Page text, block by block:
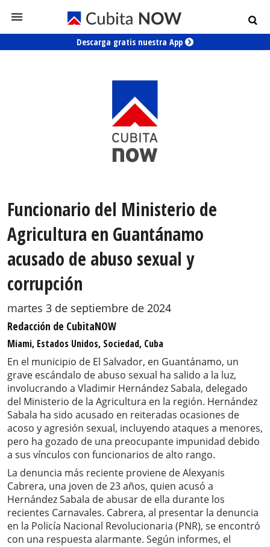
Descarga gratis nuestra App
Funcionario del Ministerio de
Agricultura en Guantánamo
acusado de abuso sexual y
corrupción
martes 3 de septiembre de 2024
Redacción de CubitaNOW
Miami, Estados Unidos, Sociedad, Cuba
En el municipio de El Salvador, en Guantánamo, un
grave escándalo de abuso sexual ha salido a la luz,
involucrando a Vladimir Hernández Sabala, delegado
del Ministerio de la Agricultura en la región. Hernández
Sabala ha sido acusado en reiteradas ocasiones de
acoso y agresión sexual, incluyendo ataques a menores,
pero ha gozado de una preocupante impunidad debido
a sus vínculos con funcionarios de alto rango.
La denuncia más reciente proviene de Alexyanis
Cabrera, una joven de 23 años, quien acusó a
Hernández Sabala de abusar de ella durante los
recientes Carnavales. Cabrera, al presentar la denuncia
en la Policía Nacional Revolucionaria (PNR), se encontró
con una respuesta alarmante. Según informes, el